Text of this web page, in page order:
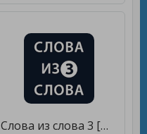
Слова из слова 3 [Много монет]